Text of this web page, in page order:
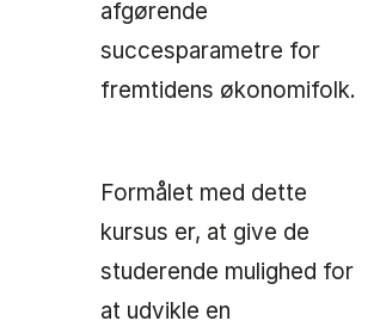
afgørende
succesparametre for
fremtidens økonomifolk.
Formålet med dette
kursus er, at give de
studerende mulighed for
at udvikle en